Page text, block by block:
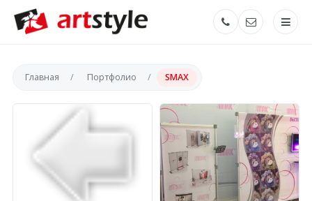
Главная Портфолио SMAX